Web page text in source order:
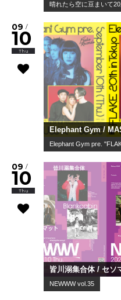
晴れたら空に豆まいて
09 /
10
Thu
Elephant Gym /
Elephant Gym pre.
09 /
10
Thu
皆川溺集合体 / セ
NEWWW vol.35